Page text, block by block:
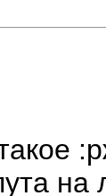
на